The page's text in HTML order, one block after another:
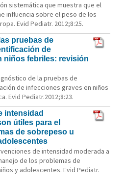
sistemática que muestra que el
influencia sobre el peso de los
Evid Pediatr. 2012;8:25.
pruebas de
de
niños febriles: revisión
de la pruebas de
de infecciones graves en niños
Evid Pediatr.2012;8:23.
intensidad
útiles para el
de sobrepeso u
de intensidad moderada a
de los problemas de
y adolescentes. Evid Pediatr.